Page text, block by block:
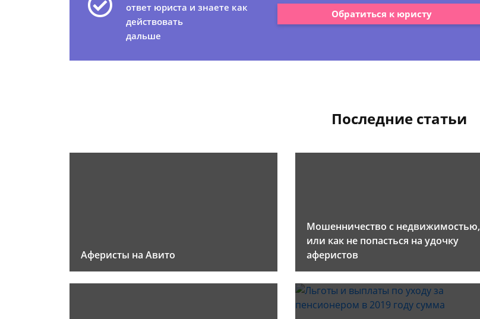
ответ юриста и знаете как
действовать
дальше
Обратиться к юристу
Последние статьи
Аферисты на Авито
Мошенничество с недвижимостью,
или как не попасться на удочку
аферистов